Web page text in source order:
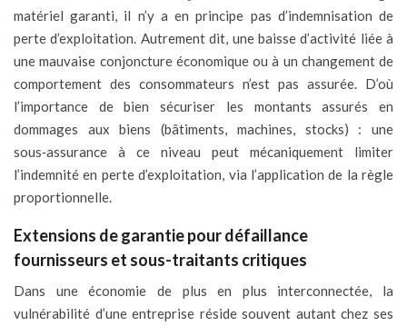
matériel garanti, il n’y a en principe pas d’indemnisation de
perte d’exploitation. Autrement dit, une baisse d’activité liée à
une mauvaise conjoncture économique ou à un changement de
comportement des consommateurs n’est pas assurée. D’où
l’importance de bien sécuriser les montants assurés en
dommages aux biens (bâtiments, machines, stocks) : une
sous‑assurance à ce niveau peut mécaniquement limiter
l’indemnité en perte d’exploitation, via l’application de la règle
proportionnelle.
Extensions de garantie pour défaillance
fournisseurs et sous-traitants critiques
Dans une économie de plus en plus interconnectée, la
vulnérabilité d’une entreprise réside souvent autant chez ses